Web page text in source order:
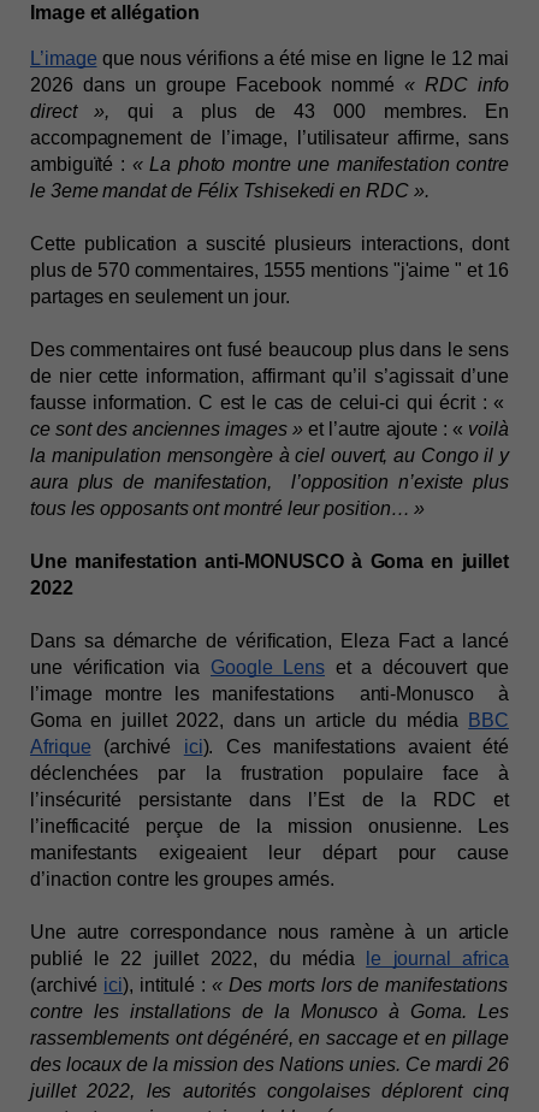
Image et allégation
L’image que nous vérifions a été mise en ligne le 12 mai
2026 dans un groupe Facebook nommé « RDC info
direct »,qui a plus de 43 000 membres. En
accompagnement de l’image, l’utilisateur affirme, sans
ambiguïté : « La photo montre une manifestation contre
le 3eme mandat de Félix Tshisekedi en RDC ».
Cette publication a suscité plusieurs interactions, dont
plus de 570 commentaires, 1555 mentions "j'aime " et 16
partages en seulement un jour.
Des commentaires ont fusé beaucoup plus dans le sens
de nier cette information, affirmant qu’il s’agissait d’une
fausse information. C est le cas de celui-ci qui écrit : «
ce sont des anciennes images » et l’autre ajoute : « voilà
la manipulation mensongère à ciel ouvert, au Congo il y
aura plus de manifestation, l’opposition n’existe plus
tous les opposants ont montré leur position… »
Une manifestation anti-MONUSCO à Goma en juillet
2022
Dans sa démarche de vérification, Eleza Fact a lancé
une vérification via Google Lens et a découvert que
l’image montre les manifestations anti-Monusco à
Goma en juillet 2022, dans un article du média
BBC
Afrique (archivé ici). Ces manifestations avaient été
déclenchées par la frustration populaire face à
l’insécurité persistante dans l’Est de la RDC et
l’inefficacité perçue de la mission onusienne. Les
manifestants exigeaient leur départ pour cause
d’inaction contre les groupes armés.
Une autre correspondance nous ramène à un article
publié le 22 juillet 2022, du média
le journal africa
(archivé ici), intitulé : « Des morts lors de manifestations
contre les installations de la Monusco à Goma. Les
rassemblements ont dégénéré, en saccage et en pillage
des locaux de la mission des Nations unies. Ce mardi 26
juillet 2022, les autorités congolaises déplorent cinq